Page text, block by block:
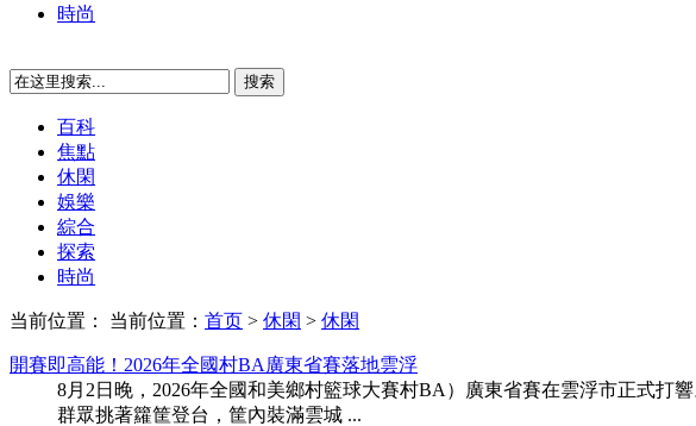
時尚
百科
焦點
休閑
娛樂
綜合
探索
時尚
当前位置： 当前位置： 首页 > 休閑 > 休閑
開賽即高能！2026年全國村BA廣東省賽落地雲浮
8月2日晚，2026年全國和美鄉村籃球大賽村BA）廣東省賽在雲浮市正式打
群眾挑著籮筐登台，筐內裝滿雲城 ...